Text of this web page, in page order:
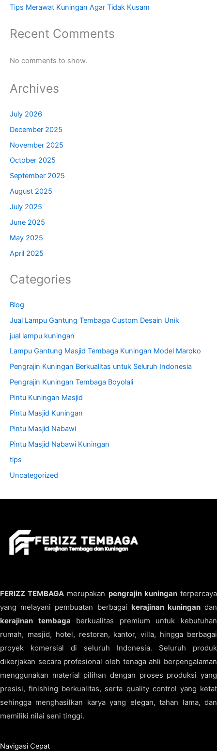
Tips Merawat Kuningan Agar Tidak Kusam
Recent Comments
No comments to show.
Archives
July 2026
December 2025
November 2025
October 2025
September 2025
August 2025
July 2025
June 2025
May 2025
April 2025
Categories
Blog
Jual Lampu Gantung Tembaga Custom Desain Unik
jual lampu kuningan
Lampu Gantung Masjid Tembaga Kuningan Model Maroko
Pengrajin Kuningan Berkualitas untuk Seluruh Indonesia
Pengrajin Kuningan Tembaga Boyolali
Pintu Kuningan Masjid
Pintu Masjid Kuningan
Pintu Masjid Nabawi
Pintu Masjid Nabawi Kuningan
tips
Uncategorized
FERIZZ TEMBAGA merupakan pengrajin kuninganterpercaya
yang melayani pembuatan berbagai kerajinan kuningandan
kerajinan tembaga berkualitas premium untuk kebutuhan
rumah, masjid, hotel, restoran, kantor, villa, hingga berbagai
proyek komersial di seluruh Indonesia. Seluruh produk
dikerjakan secara profesional oleh tenaga ahli berpengalaman
menggunakan material pilihan dengan proses produksi yang
presisi, finishing berkualitas, serta quality control yang ketat
sehingga menghasilkan karya yang elegan, tahan lama, dan
memiliki nilai seni tinggi.
Navigasi Cepat